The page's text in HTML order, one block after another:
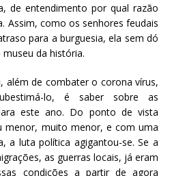
de entendimento por qual razão
Assim, como os senhores feudais
para a burguesia, ela sem dó
da história.
além de combater o corona vírus,
lo, é saber sobre as
este ano. Do ponto de vista
menor, muito menor, e com uma
a luta política agigantou-se. Se a
as guerras locais, já eram
condições a partir de agora